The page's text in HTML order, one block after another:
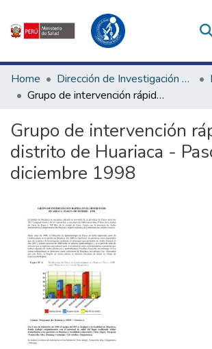
Communities & Collections
All of DSpace
Estadísticas Externas
Enlaces de interés ▾
Home Dirección de Investigación e Innovación en Salud
Grupo de intervención rápida en el distrito de Huariaca - Pasco. diciembre 1998
Grupo de intervención
distrito de Huariaca -
diciembre 1998